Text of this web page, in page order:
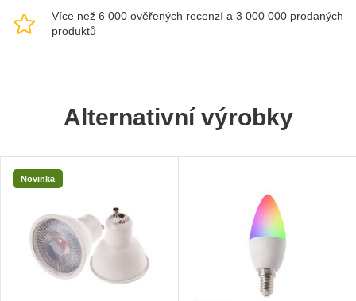
Více než 6 000 ověřených recenzí a 3 000 000 prodaných
produktů
Alternativní výrobky
Novinka